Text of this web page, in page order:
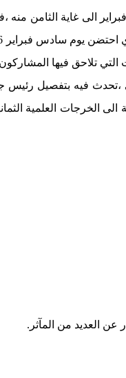
الى غاية الثامن
تتويجا لتلك الورشات التي تلاحق
،تحدث فيه بتفصيل
الخرجات العلمية
عن العديد من المآثر.